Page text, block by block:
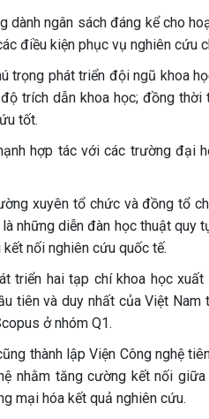
dành ngân sách đáng kể cho
điều kiện phục vụ nghiên cứu
trọng phát triển đội ngũ khoa
trích dẫn khoa học; đồng thời
tốt.
hợp tác với các trường
xuyên tổ chức và đồng tổ
những diễn đàn học thuật quy
nối nghiên cứu quốc tế.
triển hai tạp chí khoa học
tiên và duy nhất của Việt
ở nhóm Q1.
thành lập Viện Công nghệ
nhằm tăng cường kết nối
mại hóa kết quả nghiên cứu.